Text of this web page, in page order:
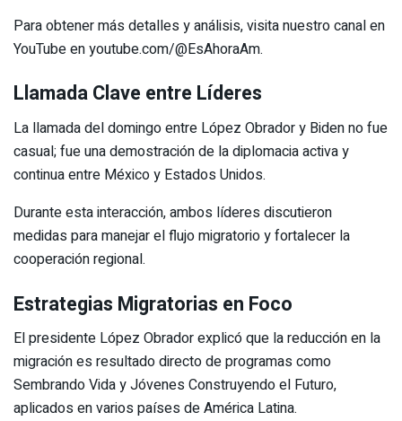
Para obtener más detalles y análisis, visita nuestro canal en
YouTube en youtube.com/@EsAhoraAm.
Llamada Clave entre Líderes
La llamada del domingo entre López Obrador y Biden no fue
casual; fue una demostración de la diplomacia activa y
continua entre México y Estados Unidos.
Durante esta interacción, ambos líderes discutieron
medidas para manejar el flujo migratorio y fortalecer la
cooperación regional.
Estrategias Migratorias en Foco
El presidente López Obrador explicó que la reducción en la
migración es resultado directo de programas como
Sembrando Vida y Jóvenes Construyendo el Futuro,
aplicados en varios países de América Latina.